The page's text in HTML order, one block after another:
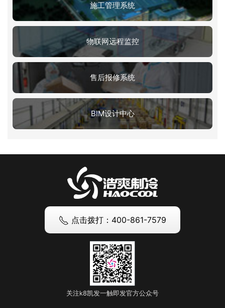
施工管理系统
物联网远程监控
售后报修系统
BIM设计中心
点击拨打：400-861-7579
关注k8凯发一触即发官方公众号